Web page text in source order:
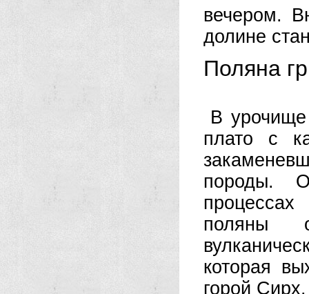
вечером.
долине
Поляна
В
плато с
породы.
поляны
которая
горой Сирх.